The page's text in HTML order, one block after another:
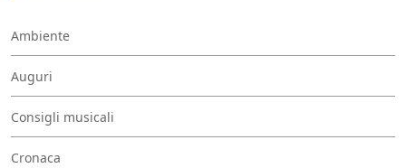
Ambiente
Auguri
Consigli musicali
Cronaca